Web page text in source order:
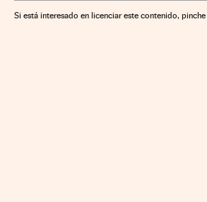
Si está interesado en licenciar este contenido, pinche